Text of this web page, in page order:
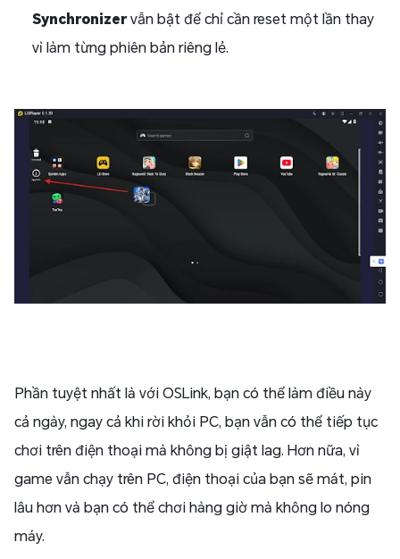
Synchronizervẫn bật để chỉ cần reset một lần thay
vì làm từng phiên bản riêng lẻ.
Phần tuyệt nhất là với OSLink, bạn có thể làm điều này
cả ngày, ngay cả khi rời khỏi PC, bạn vẫn có thể tiếp tục
chơi trên điện thoại mà không bị giật lag. Hơn nữa, vì
game vẫn chạy trên PC, điện thoại của bạn sẽ mát, pin
lâu hơn và bạn có thể chơi hàng giờ mà không lo nóng
máy.